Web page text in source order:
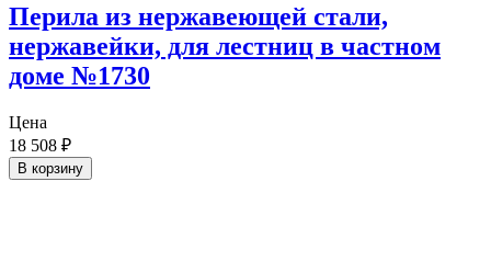
Перила из нержавеющей стали,
нержавейки, для лестниц в частном
доме №1730
Цена
18 508 ₽
В корзину